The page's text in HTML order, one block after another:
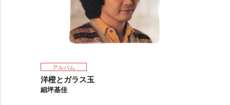
アルバム
洋橙とガラス玉
細坪基佳